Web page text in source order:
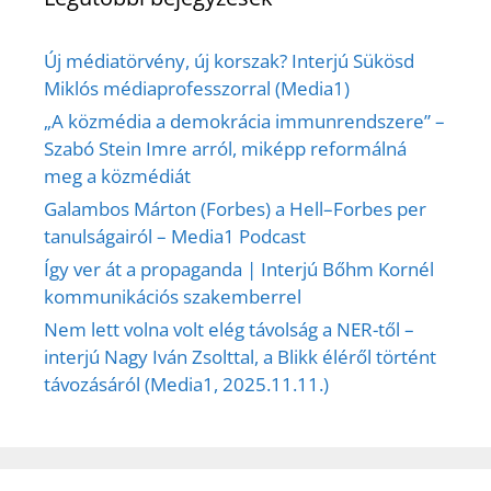
Új médiatörvény, új korszak? Interjú Sükösd
Miklós médiaprofesszorral (Media1)
„A közmédia a demokrácia immunrendszere” –
Szabó Stein Imre arról, miképp reformálná
meg a közmédiát
Galambos Márton (Forbes) a Hell–Forbes per
tanulságairól – Media1 Podcast
Így ver át a propaganda | Interjú Bőhm Kornél
kommunikációs szakemberrel
Nem lett volna volt elég távolság a NER-től –
interjú Nagy Iván Zsolttal, a Blikk éléről történt
távozásáról (Media1, 2025.11.11.)